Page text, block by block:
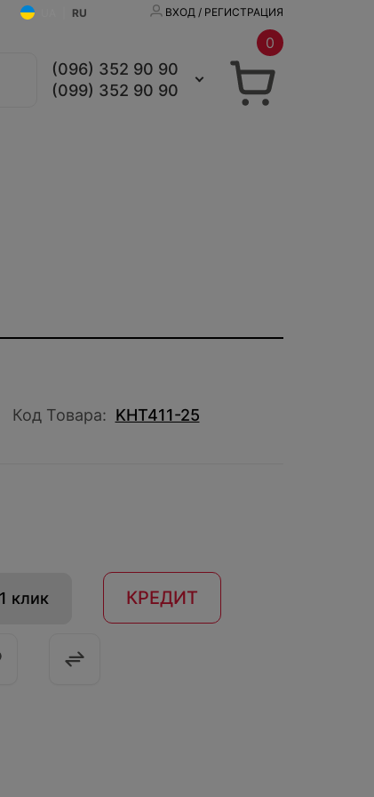
RU ВХОД / РЕГИСТРАЦИЯ
(096) 352 90 90
(099) 352 90 90
0
Код Товара: KHT411-25
клик КРЕДИТ